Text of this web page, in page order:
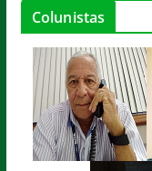
Colunistas